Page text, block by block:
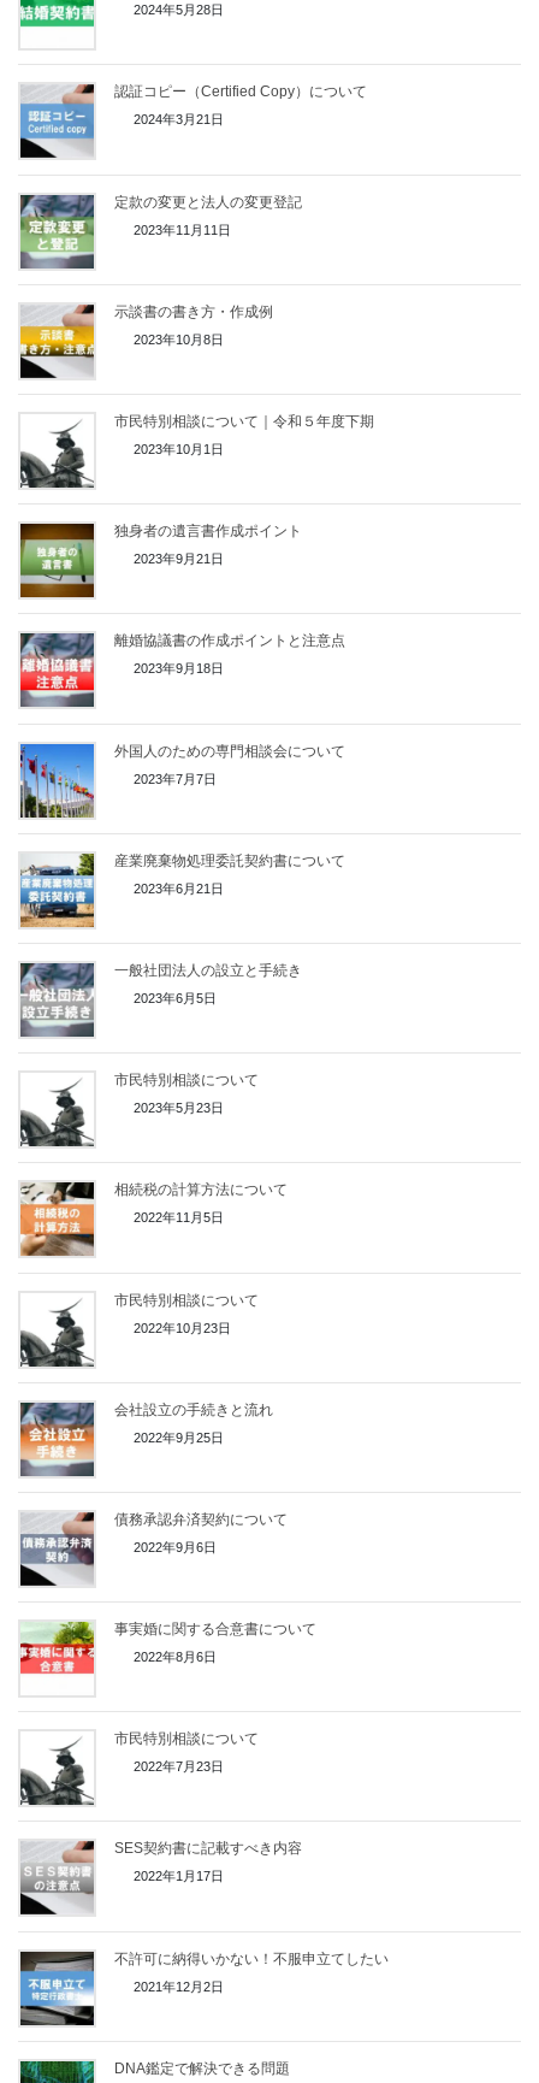
2024年5月28日
認証コピー（Certified Copy）について
2024年3月21日
定款の変更と法人の変更登記
2023年11月11日
示談書の書き方・作成例
2023年10月8日
市民特別相談について｜令和５年度下期
2023年10月1日
独身者の遺言書作成ポイント
2023年9月21日
離婚協議書の作成ポイントと注意点
2023年9月18日
外国人のための専門相談会について
2023年7月7日
産業廃棄物処理委託契約書について
2023年6月21日
一般社団法人の設立と手続き
2023年6月5日
市民特別相談について
2023年5月23日
相続税の計算方法について
2022年11月5日
市民特別相談について
2022年10月23日
会社設立の手続きと流れ
2022年9月25日
債務承認弁済契約について
2022年9月6日
事実婚に関する合意書について
2022年8月6日
市民特別相談について
2022年7月23日
SES契約書に記載すべき内容
2022年1月17日
不許可に納得いかない！不服申立てしたい
2021年12月2日
DNA鑑定で解決できる問題